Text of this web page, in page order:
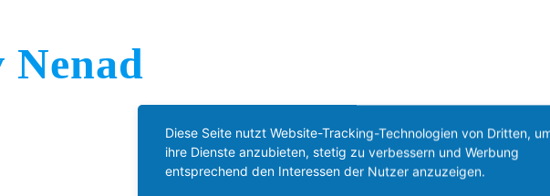
Nenad
Diese Seite nutzt Website-Tracking-Technologien von Dritten,
ihre Dienste anzubieten, stetig zu verbessern und Werbung
entsprechend den Interessen der Nutzer anzuzeigen.